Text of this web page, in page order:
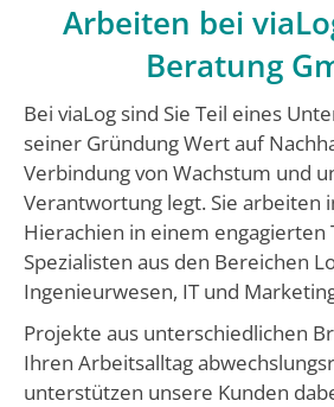
Arbeiten bei
Beratung
Bei viaLog sind Sie Teil eines
seiner Gründung Wert auf
Verbindung von Wachstum und
Verantwortung legt. Sie arbeiten
Hierachien in einem engagierten
Spezialisten aus den Bereichen
Ingenieurwesen, IT und
Projekte aus unterschiedlichen
Ihren Arbeitsalltag
unterstützen unsere Kunden